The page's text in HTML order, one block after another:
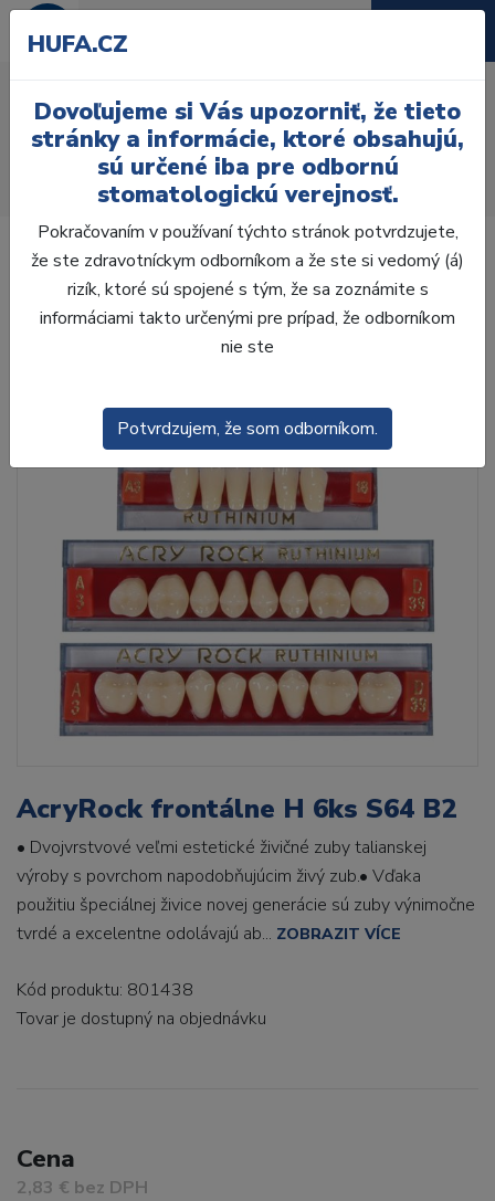
S64 B2
Zuby
AcryRock
AcryRock frontálne H 6ks S64 B2
AcryRock frontálne H 6ks S64 B2
• Dvojvrstvové veľmi estetické živičné zuby talianskej
výroby s povrchom napodobňujúcim živý zub.• Vďaka
použitiu špeciálnej živice novej generácie sú zuby výnimočne
tvrdé a excelentne odolávajú ab... ZOBRAZIT VÍCE
Kód produktu: 801438
Tovar je dostupný na objednávku
Cena
2,83 € bez DPH
HUFA.CZ
Dovoľujeme si Vás upozorniť, že tieto
stránky a informácie, ktoré obsahujú,
sú určené iba pre odbornú
stomatologickú verejnosť.
Pokračovaním v používaní týchto stránok potvrdzujete,
že ste zdravotníckym odborníkom a že ste si vedomý (á)
rizík, ktoré sú spojené s tým, že sa zoznámite s
informáciami takto určenými pre prípad, že odborníkom
nie ste
Potvrdzujem, že som odborníkom.